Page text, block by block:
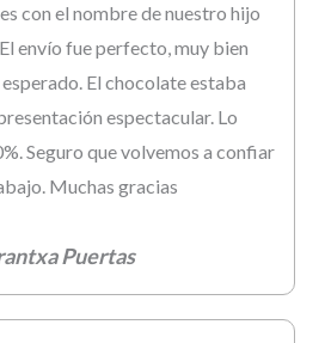
con el nombre de nuestro hijo
envío fue perfecto, muy bien
El chocolate estaba
espectacular. Lo
Seguro que volvemos a confiar
Muchas gracias
Puertas